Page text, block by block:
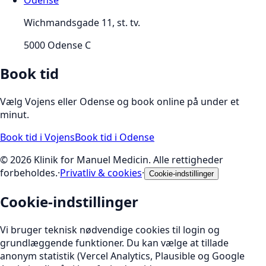
Wichmandsgade 11, st. tv.
5000 Odense C
Book tid
Vælg Vojens eller Odense og book online på under et
minut.
Book tid i VojensBook tid i Odense
©2026 Klinik for Manuel Medicin. Alle rettigheder
forbeholdes.·Privatliv & cookies· Cookie-indstillinger
Cookie-indstillinger
Vi bruger teknisk nødvendige cookies til login og
grundlæggende funktioner. Du kan vælge at tillade
anonym statistik (Vercel Analytics, Plausible og Google